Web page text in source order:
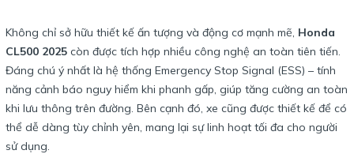
Không chỉ sở hữu thiết kế ấn tượng và động cơ mạnh mẽ, Honda
CL500 2025 còn được tích hợp nhiều công nghệ an toàn tiên tiến.
Đáng chú ý nhất là hệ thống Emergency Stop Signal (ESS) – tính
năng cảnh báo nguy hiểm khi phanh gấp, giúp tăng cường an toàn
khi lưu thông trên đường. Bên cạnh đó, xe cũng được thiết kế để có
thể dễ dàng tùy chỉnh yên, mang lại sự linh hoạt tối đa cho người
sử dụng.